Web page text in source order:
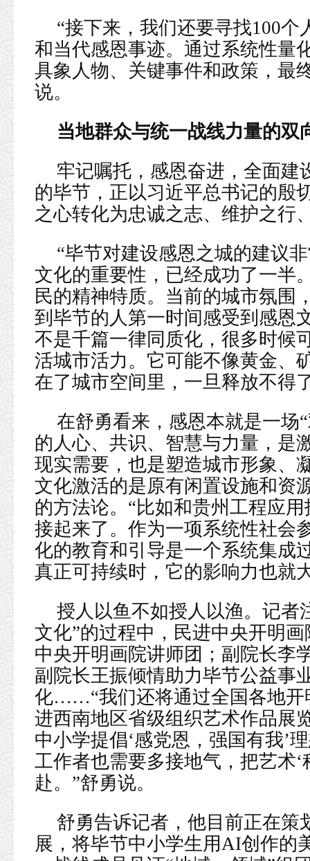
“接下来，我们还要寻找100
和当代感恩事迹。通过系统性量
具象人物、关键事件和政策，最
说。
当地群众与统一战线力量的双
牢记嘱托，感恩奋进，全面建
的毕节，正以习近平总书记的殷
之心转化为忠诚之志、维护之行
“毕节对建设感恩之城的建议
文化的重要性，已经成功了一半
民的精神特质。当前的城市氛围
到毕节的人第一时间感受到感恩
不是千篇一律同质化，很多时候
活城市活力。它可能不像黄金、
在了城市空间里，一旦释放不得
在舒勇看来，感恩本就是一场
的人心、共识、智慧与力量，是
现实需要，也是塑造城市形象、
文化激活的是原有闲置设施和资
的方法论。“比如和贵州工程应
接起来了。作为一项系统性社会
化的教育和引导是一个系统集成
真正可持续时，它的影响力也就
授人以鱼不如授人以渔。记者
文化”的过程中，民进中央开明
中央开明画院讲师团；副院长李
副院长王振倾情助力毕节公益事
化……“我们还将通过全国各地开
进西南地区省级组织艺术作品展
中小学提倡‘感党恩，强国有我’
工作者也需要多接地气，把艺术
赴。”舒勇说。
舒勇告诉记者，他目前正在
展，将毕节中小学生用AI创作的